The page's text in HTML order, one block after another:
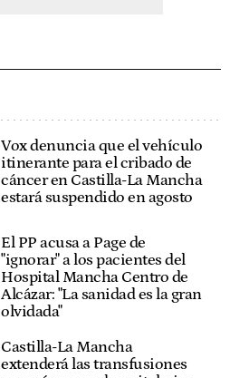
Vox denuncia que el vehículo
itinerante para el cribado de
cáncer en Castilla-La Mancha
estará suspendido en agosto
El PP acusa a Page de
"ignorar" a los pacientes del
Hospital Mancha Centro de
Alcázar: "La sanidad es la gran
olvidada"
Castilla-La Mancha
extenderá las transfusiones